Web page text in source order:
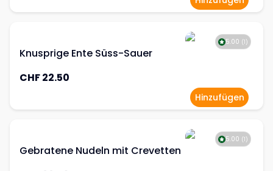
Knusprige Ente Süss-Sauer
CHF 22.50
5.00 (1 )
Hinzufügen
Gebratene Nudeln mit Crevetten
5.00 (1 )